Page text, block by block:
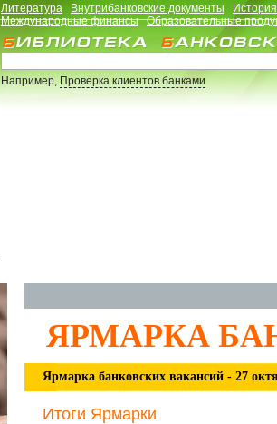
Литература Внутрибанковские документы
Международные финансы
Образовательные
Например,Проверка клиентов банками
ЯРМАРКА
Ярмарка банковских вакансий - 27
Итоги Ярмарки